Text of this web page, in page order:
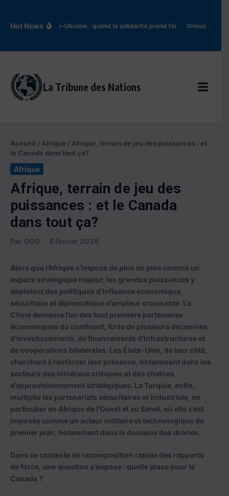
Hot NewsPologne-Ukraine : quand la solidarité prend fin Ormuz :
La Tribune des Nations
Accueil / Afrique / Afrique, terrain de jeu des puissances : et
le Canada dans tout ça?
Afrique
Afrique, terrain de jeu des
puissances : et le Canada
dans tout ça?
Par OGG 8 février 2026
Alors que l’Afrique s’impose de plus en plus comme un
espace stratégique majeur, les grandes puissances y
déploient des politiques d’influence économique,
sécuritaire et diplomatique d’ampleur croissante. La
Chine demeure l’un des tout premiers partenaires
économiques du continent, forte de plusieurs décennies
d’investissements, de financements d’infrastructures et
de coopérations bilatérales. Les États-Unis, de leur côté,
cherchent à renforcer leur présence, notamment dans les
secteurs des minéraux critiques et des chaînes
d’approvisionnement stratégiques. La Turquie, enfin,
multiplie les partenariats sécuritaires et industriels, en
particulier en Afrique de l’Ouest et au Sahel, où elle s’est
imposée comme un acteur militaire et technologique de
premier plan, notamment dans le domaine des drones.
Dans ce contexte de recomposition rapide des rapports
de force, une question s’impose : quelle place pour le
Canada ?